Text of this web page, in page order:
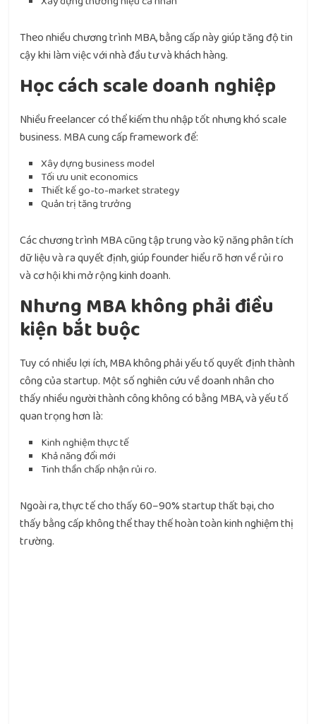
Theo nhiều chương trình MBA, bằng cấp này giúp tăng độ tin
cậy khi làm việc với nhà đầu tư và khách hàng.
Học cách scale doanh nghiệp
Nhiều freelancer có thể kiếm thu nhập tốt nhưng khó scale
business. MBA cung cấp framework để:
Xây dựng business model
Tối ưu unit economics
Thiết kế go-to-market strategy
Quản trị tăng trưởng
Các chương trình MBA cũng tập trung vào kỹ năng phân tích
dữ liệu và ra quyết định, giúp founder hiểu rõ hơn về rủi ro
và cơ hội khi mở rộng kinh doanh.
Nhưng MBA không phải điều
kiện bắt buộc
Tuy có nhiều lợi ích, MBA không phải yếu tố quyết định thành
công của startup. Một số nghiên cứu về doanh nhân cho
thấy nhiều người thành công không có bằng MBA, và yếu tố
quan trọng hơn là:
Kinh nghiệm thực tế
Khả năng đổi mới
Tinh thần chấp nhận rủi ro.
Ngoài ra, thực tế cho thấy 60–90% startup thất bại, cho
thấy bằng cấp không thể thay thế hoàn toàn kinh nghiệm thị
trường.